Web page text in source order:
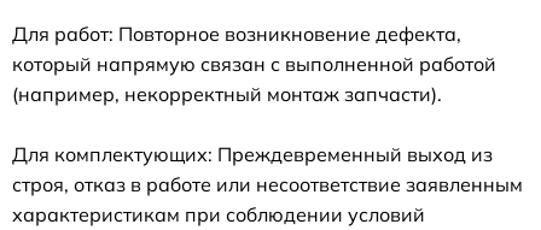
Для работ: Повторное возникновение дефекта,
который напрямую связан с выполненной работой
(например, некорректный монтаж запчасти).
Для комплектующих: Преждевременный выход из
строя, отказ в работе или несоответствие заявленным
характеристикам при соблюдении условий